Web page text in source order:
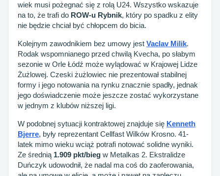
wiek musi pożegnać się z rolą U24. Wszystko wskazuje
na to, że trafi do ROW-u Rybnik, który po spadku z elity
nie będzie chciał być chłopcem do bicia.
Kolejnym zawodnikiem bez umowy jest Vaclav Milik.
Rodak wspomnianego przed chwilą Kvecha, po słabym
sezonie w Orle Łódź może wylądować w Krajowej Lidze
Żużlowej. Czeski żużlowiec nie prezentował stabilnej
formy i jego notowania na rynku znacznie spadły, jednak
jego doświadczenie może jeszcze zostać wykorzystane
w jednym z klubów niższej ligi.
W podobnej sytuacji kontraktowej znajduje się Kenneth
Bjerre, były reprezentant Cellfast Wilków Krosno. 41-
latek mimo wieku wciąż potrafi notować solidne wyniki.
Ze średnią 1.909 pkt/bieg w Metalkas 2. Ekstralidze
Duńczyk udowodnił, że nadal ma coś do zaoferowania,